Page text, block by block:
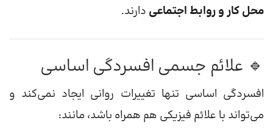
محل کار و روابط اجتماعی دارند.
🔹 علائم جسمی افسردگی اساسی
افسردگی اساسی تنها تغییرات روانی ایجاد نمی‌کند و
می‌تواند با علائم فیزیکی هم همراه باشد، مانند: